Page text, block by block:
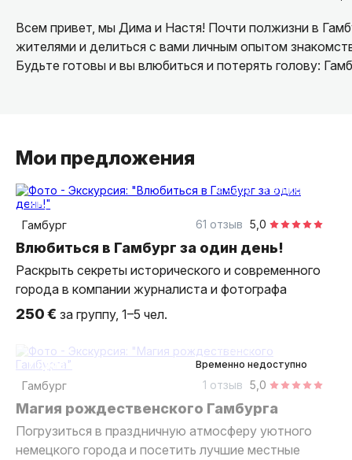
Всем привет, мы Дима и Настя! Почти полжизни в
жителями и делиться с вами личным опытом
Будьте готовы и вы влюбиться и потерять голову:
Мои предложения
4 часа
пешком
индивидуальная
Гамбург
5,0
61 отзыв
Влюбиться в Гамбург за один день!
Раскрыть секреты исторического и современного
города в компании журналиста и фотографа
250 € за группу, 1–5 чел.
Временно недоступно
2 часа
пешком
индивидуальная
Гамбург
5,0
1 отзыв
Магия рождественского Гамбурга
Погрузиться в праздничную атмосферу уютного
немецкого города и посетить лучшие местные